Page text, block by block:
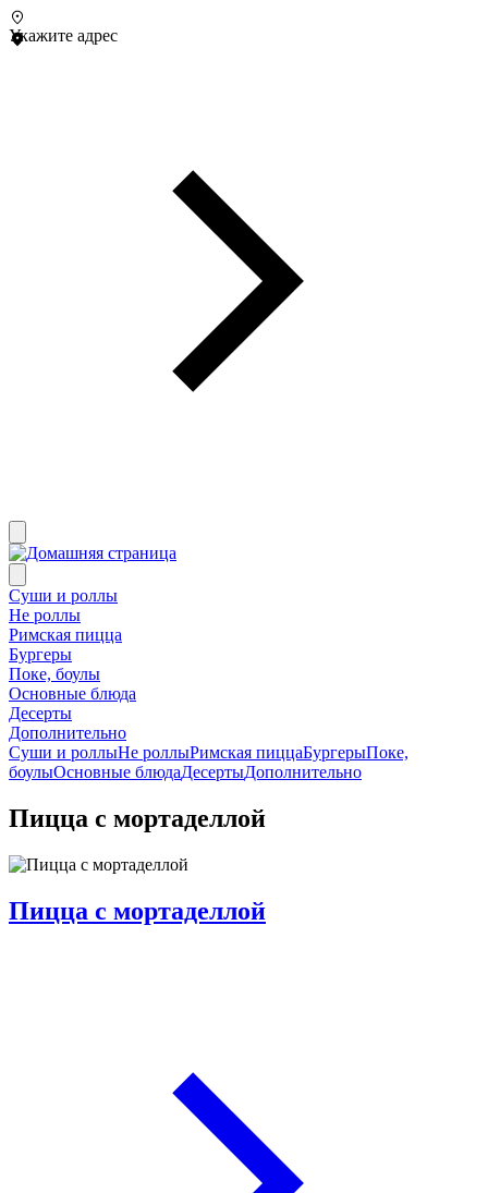
Укажите адрес
Суши и роллы
Не роллы
Римская пицца
Бургеры
Поке, боулы
Основные блюда
Десерты
Дополнительно
Суши и роллыНе роллыРимская пиццаБургерыПоке,
боулыОсновные блюдаДесертыДополнительно
Пицца с мортаделлой
Пицца с мортаделлой